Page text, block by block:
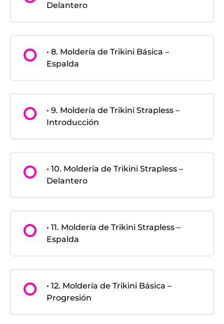
Delantero
• 8. Moldería de Trikini Básica –
Espalda
• 9. Moldería de Trikini Strapless –
Introducción
• 10. Moldería de Trikini Strapless –
Delantero
• 11. Moldería de Trikini Strapless –
Espalda
• 12. Moldería de Trikini Básica –
Progresión